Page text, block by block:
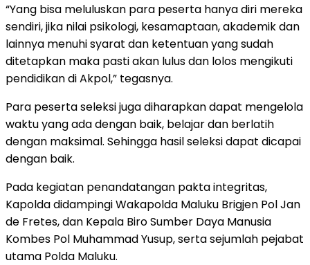
“Yang bisa meluluskan para peserta hanya diri mereka
sendiri, jika nilai psikologi, kesamaptaan, akademik dan
lainnya menuhi syarat dan ketentuan yang sudah
ditetapkan maka pasti akan lulus dan lolos mengikuti
pendidikan di Akpol,” tegasnya.
Para peserta seleksi juga diharapkan dapat mengelola
waktu yang ada dengan baik, belajar dan berlatih
dengan maksimal. Sehingga hasil seleksi dapat dicapai
dengan baik.
Pada kegiatan penandatangan pakta integritas,
Kapolda didampingi Wakapolda Maluku Brigjen Pol Jan
de Fretes, dan Kepala Biro Sumber Daya Manusia
Kombes Pol Muhammad Yusup, serta sejumlah pejabat
utama Polda Maluku.